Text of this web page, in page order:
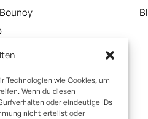
Technologien wie Cookies, um
Wenn du diesen
oder eindeutige IDs
nicht erteilst oder
Liquid